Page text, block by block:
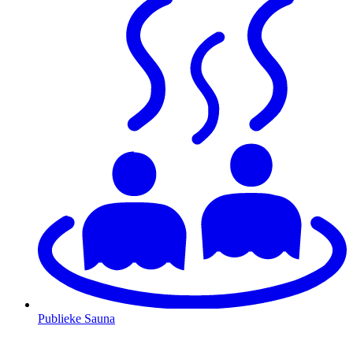
Publieke Sauna